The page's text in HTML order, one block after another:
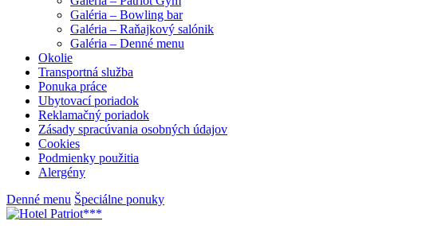
Galéria – Bowling bar
Galéria – Raňajkový salónik
Galéria – Denné menu
Okolie
Transportná služba
Ponuka práce
Ubytovací poriadok
Reklamačný poriadok
Zásady spracúvania osobných údajov
Cookies
Podmienky použitia
Alergény
Denné menu Špeciálne ponuky